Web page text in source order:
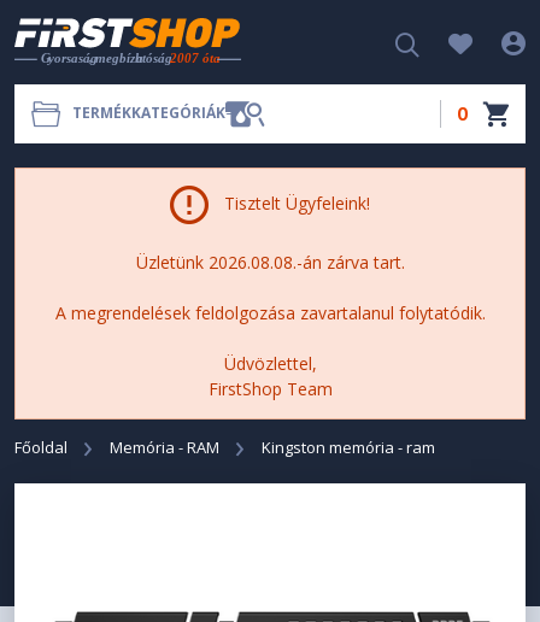
TERMÉKKATEGÓRIÁK 0
Tisztelt Ügyfeleink!
Üzletünk 2026.08.08.-án zárva tart.
A megrendelések feldolgozása zavartalanul folytatódik.
Üdvözlettel,
FirstShop Team
Főoldal Memória - RAM Kingston memória - ram